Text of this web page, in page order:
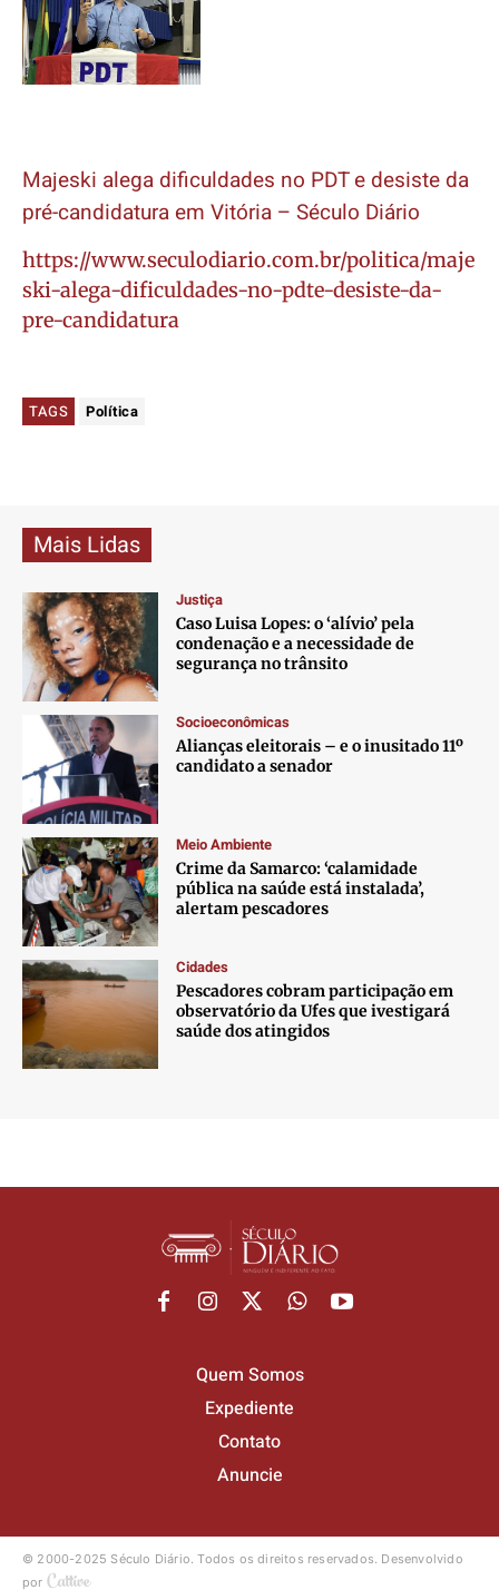
Majeski alega dificuldades no PDT e desiste da
pré-candidatura em Vitória – Século Diário
https://www.seculodiario.com.br/politica/maje
ski-alega-dificuldades-no-pdte-desiste-da-
pre-candidatura
TAGS Política
Mais Lidas
Justiça
Caso Luisa Lopes: o ‘alívio’ pela
condenação e a necessidade de
segurança no trânsito
Socioeconômicas
Alianças eleitorais – e o inusitado 11º
candidato a senador
Meio Ambiente
Crime da Samarco: ‘calamidade
pública na saúde está instalada’,
alertam pescadores
Cidades
Pescadores cobram participação em
observatório da Ufes que ivestigará
saúde dos atingidos
Quem Somos
Expediente
Contato
Anuncie
© 2000-2025 Século Diário.Todos os direitos reservados. Desenvolvido
por